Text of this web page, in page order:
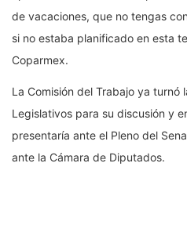
de vacaciones, que no tengas
si no estaba planificado en esta
Coparmex.
La Comisión del Trabajo ya turnó
Legislativos para su discusión y
presentaría ante el Pleno del
ante la Cámara de Diputados.